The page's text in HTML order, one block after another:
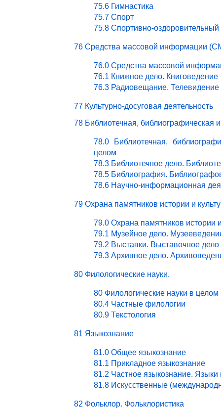
75.6 Гимнастика
75.7 Спорт
75.8 Спортивно-
76 Средства массовой информации
76.0 Средства массовой
76.1 Книжное дело. Книговедение
76.3 Радиовещание. Телевидение
77 Культурно-досуговая деятельность
78 Библиотечная, библиографическая
78.0 Библиотечная,
целом
78.3 Библиотечное дело.
78.5 Библиография.
78.6 Научно-информационная
79 Охрана памятников истории и
79.0 Охрана памятников истории
79.1 Музейное дело.
79.2 Выставки. Выставочное дело
79.3 Архивное дело.
80 Филологические науки.
80 Филологические науки в целом
80.4 Частные филологии
80.9 Текстология
81 Языкознание
81.0 Общее языкознание
81.1 Прикладное языкознание
81.2 Частное языкознание. Языки
81.8 Искусственные
82 Фольклор. Фольклористика